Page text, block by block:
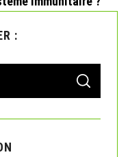
:
S
A
C